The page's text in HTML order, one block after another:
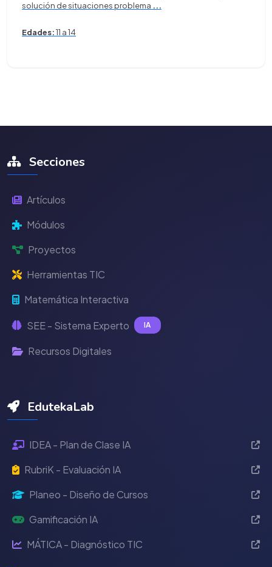
solución de situaciones problema ...
Edades:11 a 14
Secciones
Artículos
Módulos
Proyectos
Herramientas TIC
Matemática Interactiva
SEE - Sistema Experto IA
Recursos Digitales
EdutekaLab
IDEA - Plan de Clase IA
RubriK - Evaluación IA
Planeo - Diseño de Cursos
Gamificación IA
MÁTICA - Diagnóstico TIC